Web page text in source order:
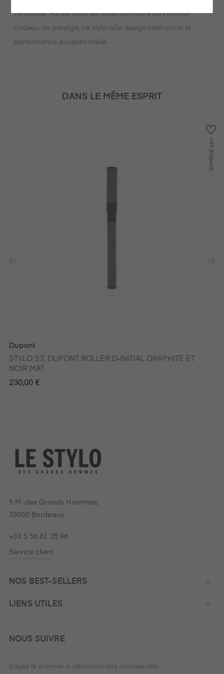
Turquoise. Parfait pour les collectionneurs ou comme
cadeau de prestige, ce stylo allie design intemporel et
performance exceptionnelle.
DANS LE MÊME ESPRIT
EXPÉDIÉ
24H
Dupont
STYLO S.T. DUPONT ROLLER D‑INITIAL GRAPHITE ET
NOIR MAT
230,00 €
5 Pl. des Grands Hommes,
33000 Bordeaux
+33 5 56 81 25 96
Service client
NOS BEST-SELLERS 
LIENS UTILES 
NOUS SUIVRE
Soyez le premier à découvrir nos nouveautés: